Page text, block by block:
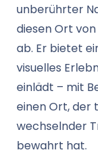
unberührter
diesen Ort
ab. Er bietet
visuelles
einlädt – mit
einen Ort, der
wechselnder
bewahrt hat.